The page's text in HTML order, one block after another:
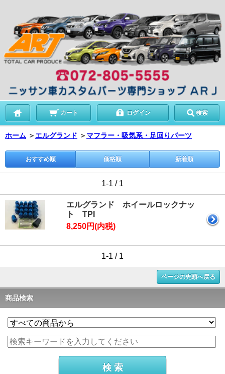
カート ログイン 検索
ホーム ＞ エルグランド ＞ マフラー・吸気系・足回りパーツ
おすすめ順 価格順 新着順
1-1 / 1
エルグランド ホイールロックナッ
ト TPI
8,250円(内税)
1-1 / 1
ページの先頭へ戻る
商品検索